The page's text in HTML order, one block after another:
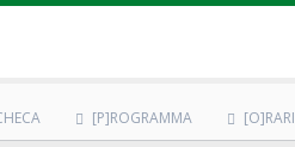
[P]ROGRAMMA [O]RARI